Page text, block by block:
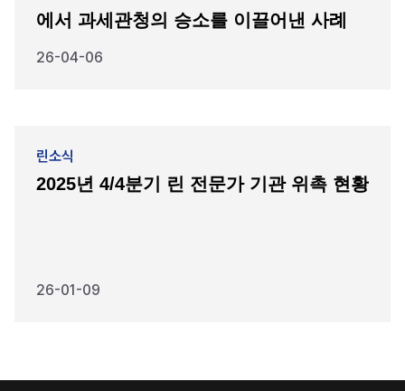
에서 과세관청의 승소를 이끌어낸 사례
26-04-06
린소식
2025년 4/4분기 린 전문가 기관 위촉 현황
26-01-09